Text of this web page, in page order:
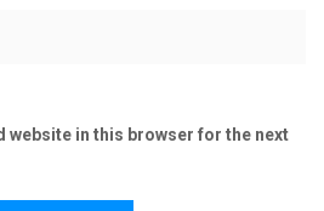
website in this browser for the next